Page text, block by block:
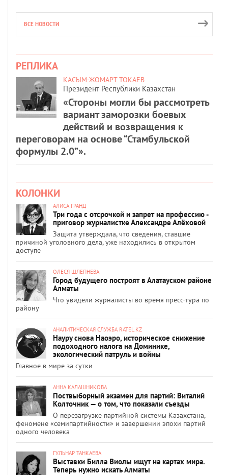
ВСЕ НОВОСТИ
РЕПЛИКА
КАСЫМ-ЖОМАРТ ТОКАЕВ
Президент Республики Казахстан
«Стороны могли бы рассмотреть
вариант заморозки боевых
действий и возвращения к
переговорам на основе “Стамбульской
формулы 2.0”».
КОЛОНКИ
АЛИСА ГРАНД
Три года с отсрочкой и запрет на профессию -
приговор журналистке Александре Алёховой
Защита утверждала, что сведения, ставшие
причиной уголовного дела, уже находились в открытом
доступе
ОЛЕСЯ ШЛЕПНЕВА
Город будущего построят в Алатауском районе
Алматы
Что увидели журналисты во время пресс-тура по
району
АНАЛИТИЧЕСКАЯ СЛУЖБА RATEL.KZ
Науру снова Наоэро, историческое снижение
подоходного налога на Доминике,
экологический патруль и войны
Главное в мире за сутки
АННА КАЛАШНИКОВА
Поствыборный экзамен для партий: Виталий
Колточник — о том, что показали съезды
О перезагрузке партийной системы Казахстана,
феномене «семипартийности» и завершении эпохи партий
одного человека
ГУЛЬНАР ТАНКАЕВА
Выставки Билла Виолы ищут на картах мира.
Теперь нужно искать Алматы